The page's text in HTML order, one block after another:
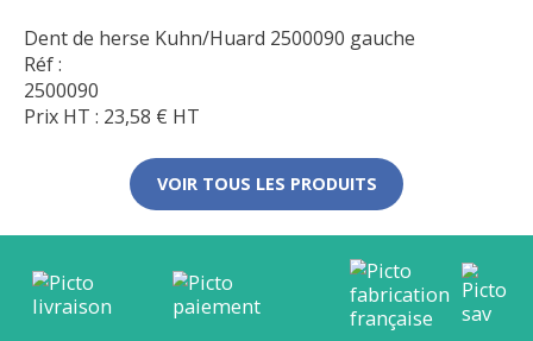
Dent de herse Kuhn/Huard 2500090 gauche
Réf :
2500090
Prix HT : 23,58 € HT
VOIR TOUS LES PRODUITS